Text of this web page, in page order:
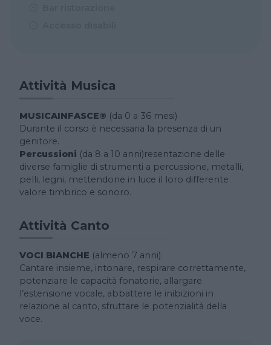
Attività Musica
MUSICAINFASCE® (da 0 a 36 mesi)
Durante il corso è necessaria la presenza di un
genitore.
Percussioni (da 8 a 10 anni)resentazione delle
diverse famiglie di strumenti a percussione, metalli,
pelli, legni, mettendone in luce il loro differente
valore timbrico e sonoro.
Attività Canto
VOCI BIANCHE (almeno 7 anni)
Cantare insieme, intonare, respirare correttamente,
potenziare le capacità fonatorie, allargare
l’estensione vocale, abbattere le inibizioni in
relazione al canto, sfruttare le potenzialità della
voce.